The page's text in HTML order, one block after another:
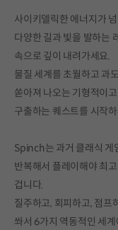
사이키델릭한 에너지가
다양한 길과 빛을 발하는
속으로 깊이 내려가세요.
물질 세계를 초월하고 과
쏟아져 나오는 기형적이
구출하는 퀘스트를 시작하
Spinch는 과거 클래식 게
반복해서 플레이해야 최
겁니다.
질주하고, 회피하고, 점프
쏴서 6가지 역동적인 세